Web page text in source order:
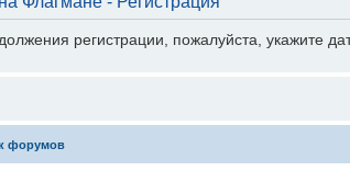
регистрации, пожалуйста, укажите
форумов